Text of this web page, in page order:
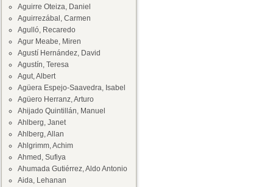
Aguirre Oteiza, Daniel
Aguirrezábal, Carmen
Agulló, Recaredo
Agur Meabe, Miren
Agustí Hernández, David
Agustín, Teresa
Agut, Albert
Agüera Espejo-Saavedra, Isabel
Agüero Herranz, Arturo
Ahijado Quintillán, Manuel
Ahlberg, Janet
Ahlberg, Allan
Ahlgrimm, Achim
Ahmed, Sufiya
Ahumada Gutiérrez, Aldo Antonio
Aida, Lehanan